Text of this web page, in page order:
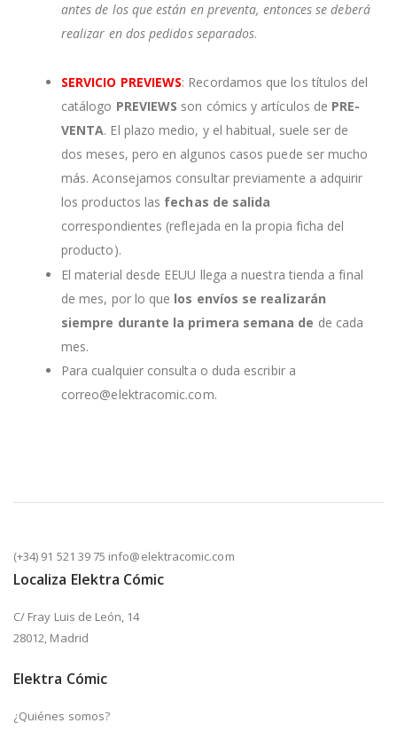
antes de los que están en preventa, entonces se deberá
realizar en dos pedidos separados.
SERVICIO PREVIEWS: Recordamos que los títulos del
catálogo PREVIEWS son cómics y artículos de PRE-
VENTA. El plazo medio, y el habitual, suele ser de
dos meses, pero en algunos casos puede ser mucho
más. Aconsejamos consultar previamente a adquirir
los productos las fechas de salida
correspondientes (reflejada en la propia ficha del
producto).
El material desde EEUU llega a nuestra tienda a final
de mes, por lo que los envíos se realizarán
siempre durante la primera semana de de cada
mes.
Para cualquier consulta o duda escribir a
correo@elektracomic.com.
(+34) 91 521 39 75 info@elektracomic.com
Localiza Elektra Cómic
C/ Fray Luis de León, 14
28012, Madrid
Elektra Cómic
¿Quiénes somos?